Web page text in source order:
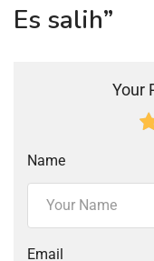
Es salih”
Your
Name
Email